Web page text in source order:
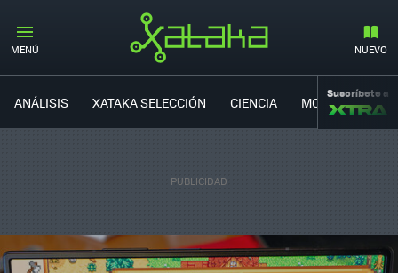
MENÚ NUEVO
ANÁLISIS XATAKA SELECCIÓN CIENCIA MOVILIDAD
Suscríbete a